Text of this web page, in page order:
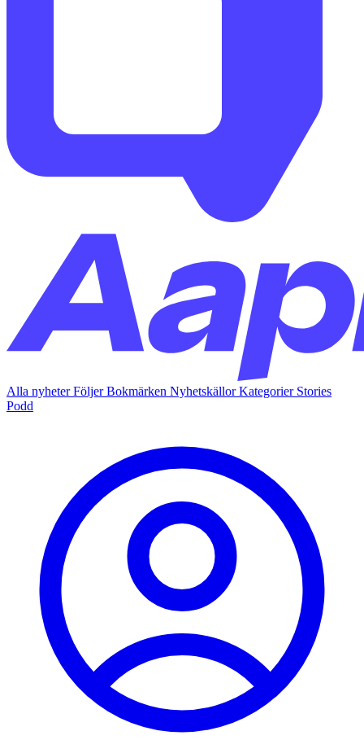
Alla nyheterFöljerBokmärken NyhetskällorKategorier Stories
Podd